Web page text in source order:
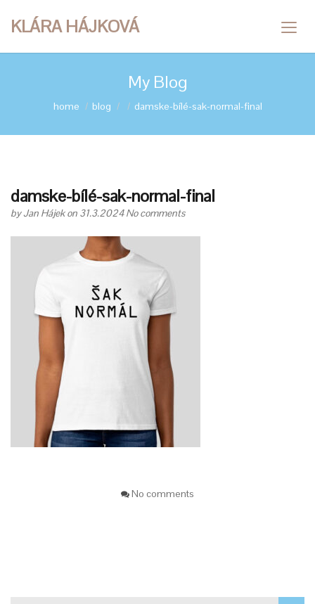
KLÁRA HÁJKOVÁ
My Blog
home blog damske-bílé-sak-normal-final
damske-bílé-sak-normal-final
byJan Hájekon 31.3.2024No comments
No comments